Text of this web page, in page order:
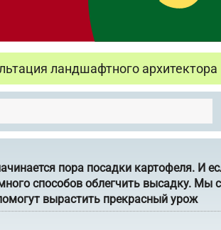
ландшафтного архитектора
пора посадки картофеля. И
способов облегчить высадку. Мы
вырастить прекрасный урож